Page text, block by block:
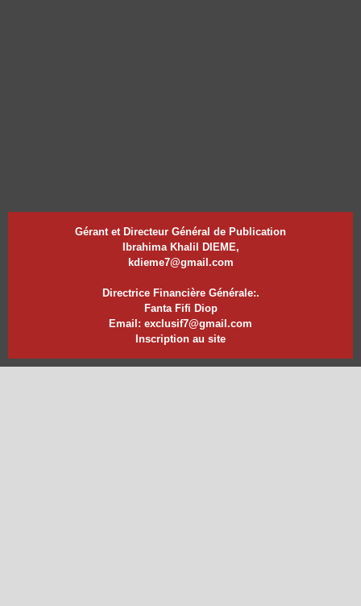
Gérant et Directeur Général de Publication
Ibrahima Khalil DIEME,
kdieme7@gmail.com
Directrice Financière Générale:.
Fanta Fifi Diop
Email: exclusif7@gmail.com
Inscription au site